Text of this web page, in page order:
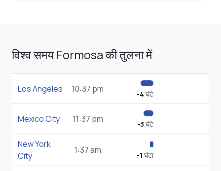
विश्व समय Formosa की तुलना में
Los Angeles 10:37 pm -4 घंटे
Mexico City 11:37 pm -3 घंटे
New York
City
1:37 am -1 घंटा